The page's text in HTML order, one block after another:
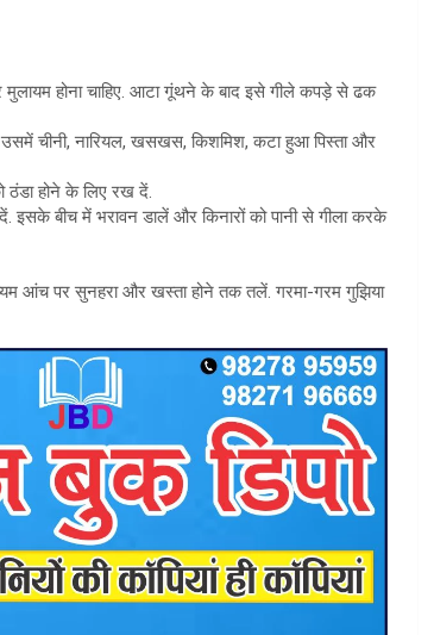
होना चाहिए. आटा गूंथने के बाद इसे गीले कपड़े से ढक
चीनी, नारियल, खसखस, किशमिश, कटा हुआ पिस्ता और
होने के लिए रख दें.
बीच में भरावन डालें और किनारों को पानी से गीला करके
आंच पर सुनहरा और खस्ता होने तक तलें. गरमा-गरम गुझिया